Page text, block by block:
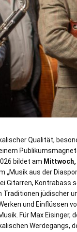
Qualität,
bildet am Mittwoch,
„Musik aus der
Gitarren, Kontrabass
jüdischer
und Einflüssen
Für Max
Werdegangs,